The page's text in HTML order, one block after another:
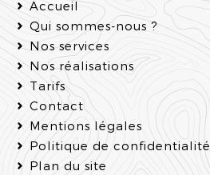
Accueil
Qui sommes-nous ?
Nos services
Nos réalisations
Tarifs
Contact
Mentions légales
Politique de confidentialité
Plan du site